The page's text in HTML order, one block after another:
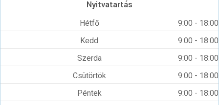
Nyitvatartás
Hétfő
9:00 - 18:00
Kedd
9:00 - 18:00
Szerda
9:00 - 18:00
Csütörtök
9:00 - 18:00
Péntek
9:00 - 18:00